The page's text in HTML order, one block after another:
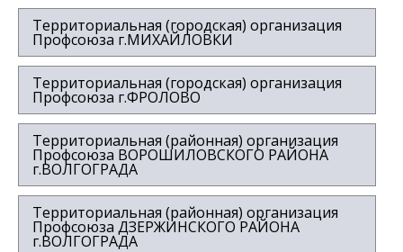
Территориальная (городская) организация
Профсоюза г.МИХАЙЛОВКИ
Территориальная (городская) организация
Профсоюза г.ФРОЛОВО
Территориальная (районная) организация
Профсоюза ВОРОШИЛОВСКОГО РАЙОНА
г.ВОЛГОГРАДА
Территориальная (районная) организация
Профсоюза ДЗЕРЖИНСКОГО РАЙОНА
г.ВОЛГОГРАДА